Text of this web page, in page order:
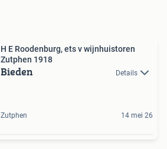
H E Roodenburg, ets v wijnhuistoren
Zutphen 1918
Bieden Details
Zutphen 14 mei 26